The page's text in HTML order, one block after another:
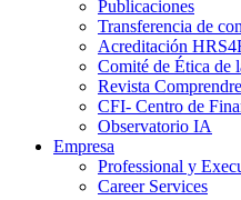
Publicaciones
Transferencia de
Acreditación
Comité de Ética de
Revista Comprendre
CFI- Centro de
Observatorio IA
Empresa
Professional y
Career Services